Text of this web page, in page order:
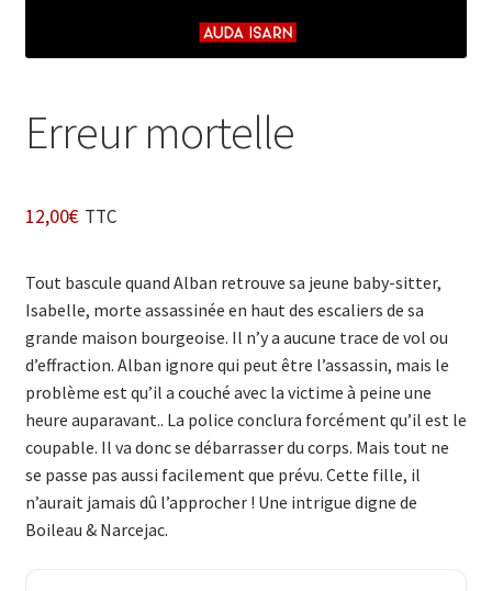
Erreur mortelle
12,00€ TTC
Tout bascule quand Alban retrouve sa jeune baby-sitter,
Isabelle, morte assassinée en haut des escaliers de sa
grande maison bourgeoise. Il n’y a aucune trace de vol ou
d’effraction. Alban ignore qui peut être l’assassin, mais le
problème est qu’il a couché avec la victime à peine une
heure auparavant.. La police conclura forcément qu’il est le
coupable. Il va donc se débarrasser du corps. Mais tout ne
se passe pas aussi facilement que prévu. Cette fille, il
n’aurait jamais dû l’approcher ! Une intrigue digne de
Boileau & Narcejac.